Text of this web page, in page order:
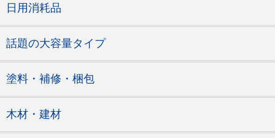
日用消耗品
話題の大容量タイプ
塗料・補修・梱包
木材・建材